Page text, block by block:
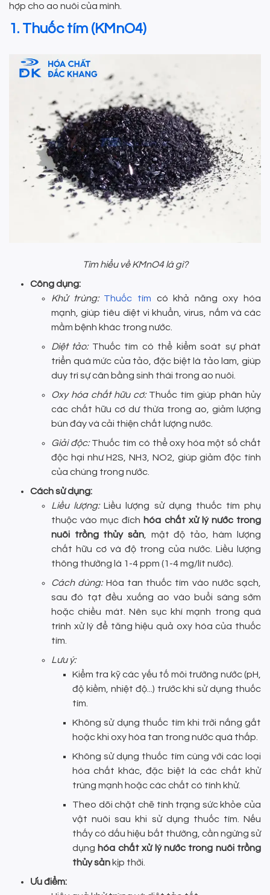
hợp cho ao nuôi của mình.
1. Thuốc tím (KMnO4)
Tìm hiểu về KMnO4 là gì?
Công dụng:
Khử trùng: Thuốc tím có khả năng oxy hóa
mạnh, giúp tiêu diệt vi khuẩn, virus, nấm và các
mầm bệnh khác trong nước.
Diệt tảo: Thuốc tím có thể kiểm soát sự phát
triển quá mức của tảo, đặc biệt là tảo lam, giúp
duy trì sự cân bằng sinh thái trong ao nuôi.
Oxy hóa chất hữu cơ: Thuốc tím giúp phân hủy
các chất hữu cơ dư thừa trong ao, giảm lượng
bùn đáy và cải thiện chất lượng nước.
Giải độc:Thuốc tím có thể oxy hóa một số chất
độc hại như H2S, NH3, NO2, giúp giảm độc tính
của chúng trong nước.
Cách sử dụng:
Liều lượng:Liều lượng sử dụng thuốc tím phụ
thuộc vào mục đích hóa chất xử lý nước trong
nuôi trồng thủy sản, mật độ tảo, hàm lượng
chất hữu cơ và độ trong của nước. Liều lượng
thông thường là 1-4 ppm (1-4 mg/lít nước).
Cách dùng:Hòa tan thuốc tím vào nước sạch,
sau đó tạt đều xuống ao vào buổi sáng sớm
hoặc chiều mát. Nên sục khí mạnh trong quá
trình xử lý để tăng hiệu quả oxy hóa của thuốc
tím.
Lưu ý:
Kiểm tra kỹ các yếu tố môi trường nước (pH,
độ kiềm, nhiệt độ...) trước khi sử dụng thuốc
tím.
Không sử dụng thuốc tím khi trời nắng gắt
hoặc khi oxy hòa tan trong nước quá thấp.
Không sử dụng thuốc tím cùng với các loại
hóa chất khác, đặc biệt là các chất khử
trùng mạnh hoặc các chất có tính khử.
Theo dõi chặt chẽ tình trạng sức khỏe của
vật nuôi sau khi sử dụng thuốc tím. Nếu
thấy có dấu hiệu bất thường, cần ngừng sử
dụng hóa chất xử lý nước trong nuôi trồng
thủy sản kịp thời.
Ưu điểm: